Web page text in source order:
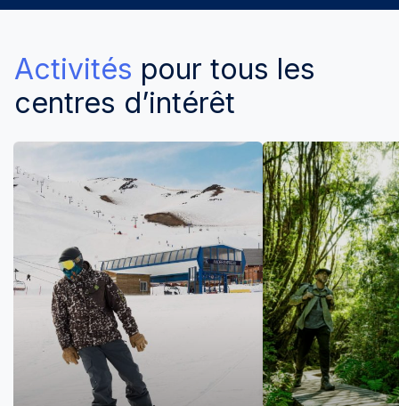
Activités pour tous les
centres d’intérêt